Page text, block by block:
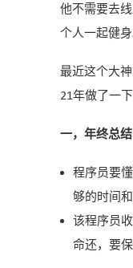
他不需要去
个人一起健
最近这个大
21年做了一
一，年终总结
程序员要
够的时间
该程序员
命还，要保